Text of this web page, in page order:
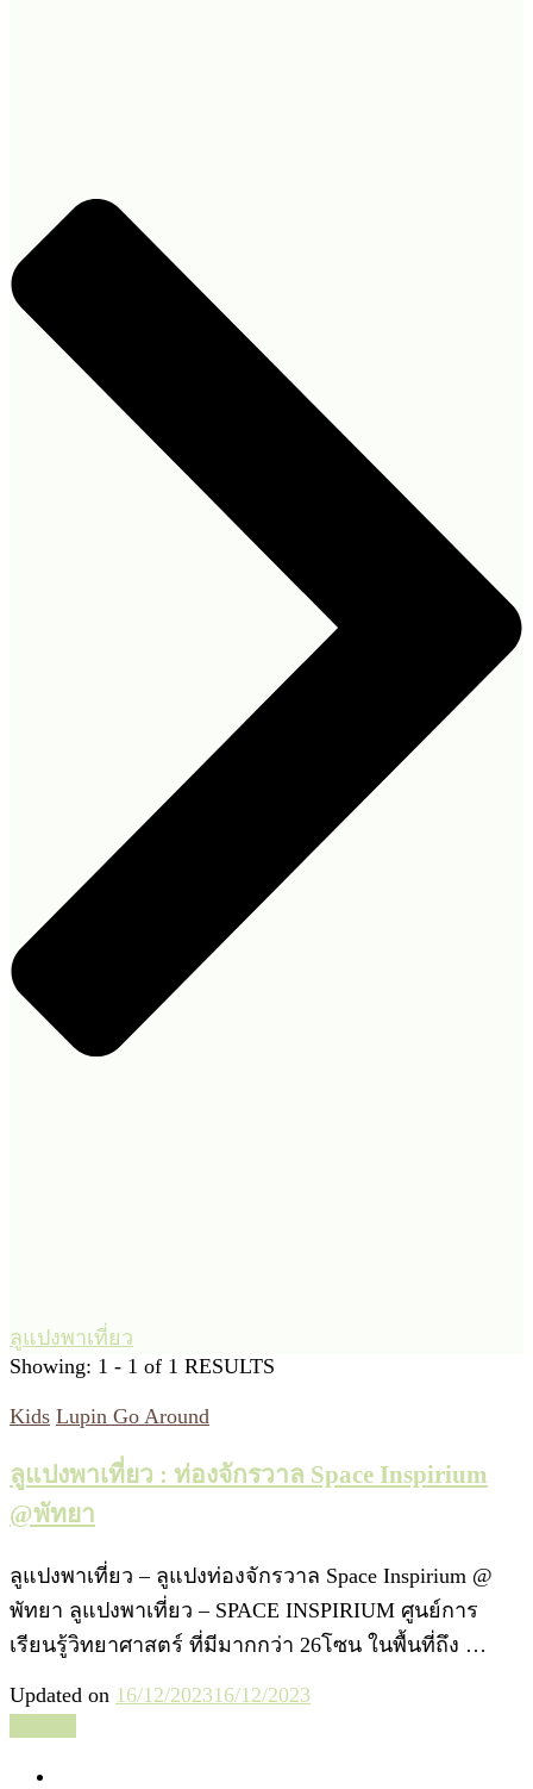
ลูแปงพาเที่ยว
Showing: 1 - 1 of 1 RESULTS
Kids Lupin Go Around
ลูแปงพาเที่ยว : ท่องจักรวาล Space Inspirium
@พัทยา
ลูแปงพาเที่ยว – ลูแปงท่องจักรวาล Space Inspirium @
พัทยา ลูแปงพาเที่ยว – SPACE INSPIRIUM ศูนย์การ
เรียนรู้วิทยาศาสตร์ ที่มีมากกว่า 26โซน ในพื้นที่ถึง …
Updated on 16/12/202316/12/2023